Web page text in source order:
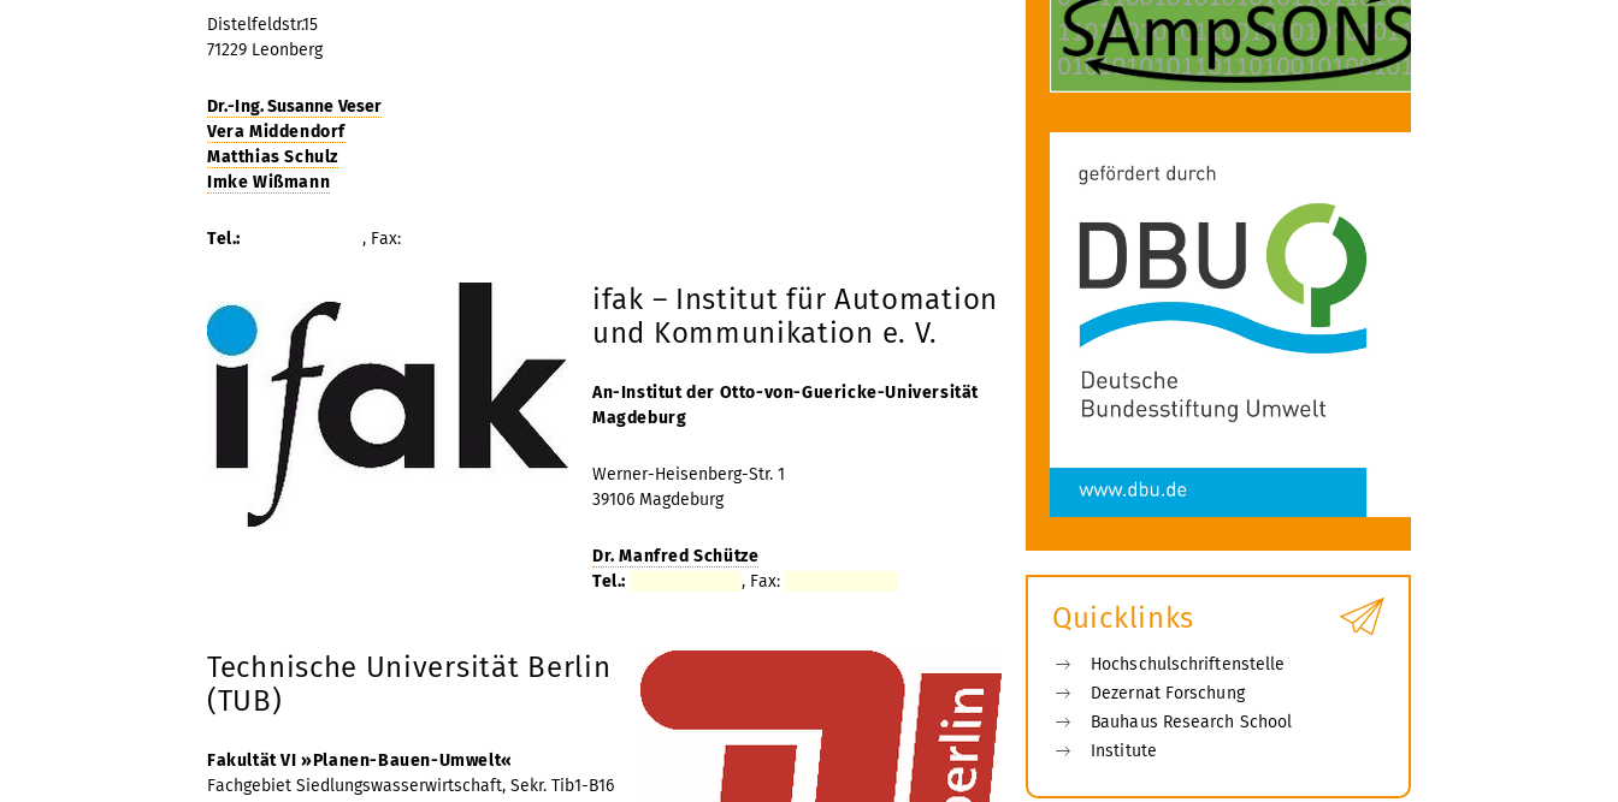
Distelfeldstr.15
71229 Leonberg
Dr.-Ing. Susanne Veser
Vera Middendorf
Matthias Schulz
Imke Wißmann
Tel.: , Fax:
ifak – Institut für Automation
und Kommunikation e. V.
An-Institut der Otto-von-Guericke-Universität
Magdeburg
Werner-Heisenberg-Str. 1
39106 Magdeburg
Dr. Manfred Schütze
Tel.:
, Fax:
Technische Universität Berlin
(TUB)
Fakultät VI »Planen-Bauen-Umwelt«
Fachgebiet Siedlungswasserwirtschaft, Sekr. Tib1-B16
Quicklinks
Hochschulschriftenstelle
Dezernat Forschung
Bauhaus Research School
Institute